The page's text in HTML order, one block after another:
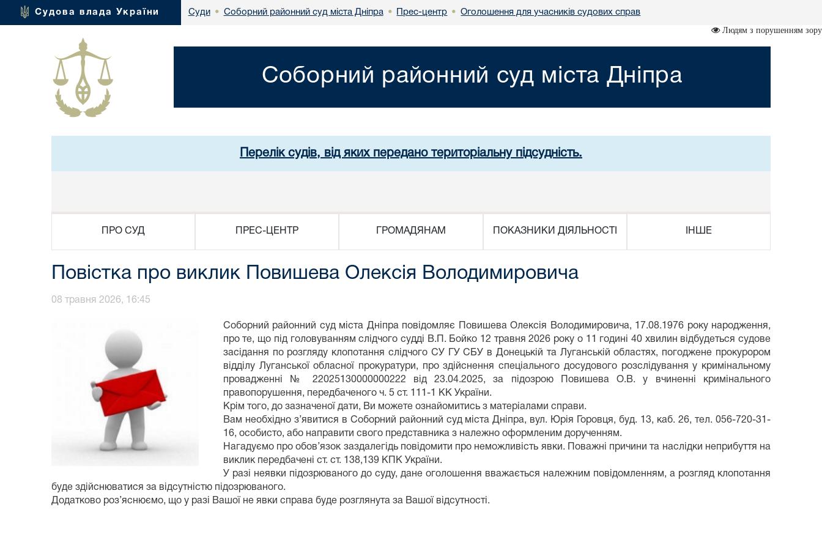
Судова влада України Суди • Соборний районний суд міста Дніпра • Прес-центр • Оголошення для учасників судових справ
Людям з порушенням зору
Соборний районний суд міста Дніпра
Перелік судів, від яких передано територіальну підсудність.
ПРО СУД ПРЕС-ЦЕНТР ГРОМАДЯНАМ ПОКАЗНИКИ ДІЯЛЬНОСТІ ІНШЕ
Повістка про виклик Повишева Олексія Володимировича
08 травня 2026, 16:45
Соборний районний суд міста Дніпра повідомляє Повишева Олексія Володимировича, 17.08.1976 року народження,
про те, що під головуванням слідчого судді В.П. Бойко 12 травня 2026 року о 11 годині 40 хвилин відбудеться судове
засідання по розгляду клопотання слідчого СУ ГУ СБУ в Донецькій та Луганській областях, погоджене прокурором
відділу Луганської обласної прокуратури, про здійснення спеціального досудового розслідування у кримінальному
провадженні № 22025130000000222 від 23.04.2025, за підозрою Повишева О.В. у вчиненні кримінального
правопорушення, передбаченого ч. 5 ст. 111-1 КК України.
Крім того, до зазначеної дати, Ви можете ознайомитись з матеріалами справи.
Вам необхідно з’явитися в Соборний районний суд міста Дніпра, вул. Юрія Горовця, буд. 13, каб. 26, тел. 056-720-31-
16, особисто, або направити свого представника з належно оформленим дорученням.
Нагадуємо про обов’язок заздалегідь повідомити про неможливість явки. Поважні причини та наслідки неприбуття на
виклик передбачені ст. ст. 138,139 КПК України.
У разі неявки підозрюваного до суду, дане оголошення вважається належним повідомленням, а розгляд клопотання
буде здійснюватися за відсутністю підозрюваного.
Додатково роз’яснюємо, що у разі Вашої не явки справа буде розглянута за Вашої відсутності.